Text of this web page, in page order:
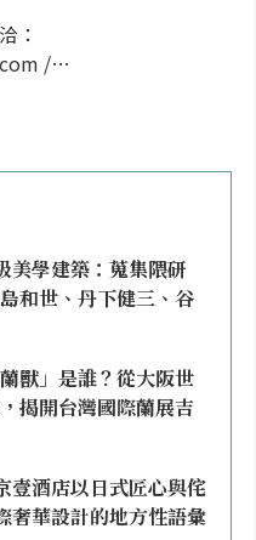
：
/
美學建築：蒐集隈研
和世、丹下健三、谷
獸」是誰？從大阪世
揭開台灣國際蘭展吉
壹酒店以日式匠心與侘
奢華設計的地方性語彙